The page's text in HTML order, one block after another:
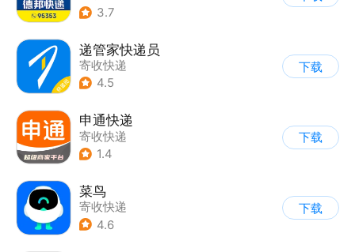
3.7
递管家快递员
寄收快递
4.5
下载
申通快递
寄收快递
1.4
下载
菜鸟
寄收快递
4.6
下载